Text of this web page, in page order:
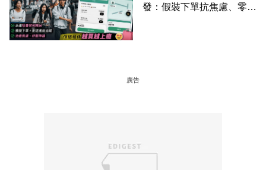
發：假裝下單抗焦慮、零成
廣告